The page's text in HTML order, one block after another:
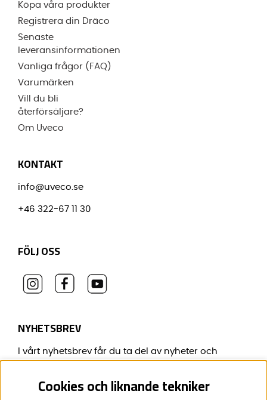
Köpa våra produkter
Registrera din Dräco
Senaste
leveransinformationen
Vanliga frågor (FAQ)
Varumärken
Vill du bli
återförsäljare?
Om Uveco
KONTAKT
info@uveco.se
+46 322-67 11 30
FÖLJ OSS
NYHETSBREV
I vårt nyhetsbrev får du ta del av nyheter och
Cookies och liknande tekniker